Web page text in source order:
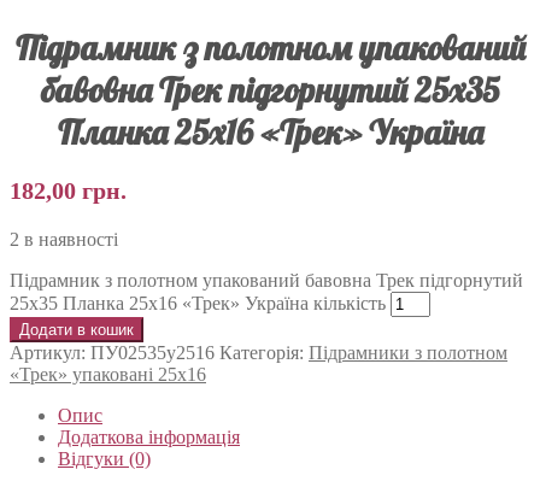
Підрамник з полотном упакований
бавовна Трек підгорнутий 25х35
Планка 25х16 «Трек» Україна
182,00 грн.
2 в наявності
Підрамник з полотном упакований бавовна Трек підгорнутий
25х35 Планка 25х16 «Трек» Україна кількість
Додати в кошик
Артикул: ПУ02535у2516 Категорія: Підрамники з полотном
«Трек» упаковані 25x16
Опис
Додаткова інформація
Відгуки (0)